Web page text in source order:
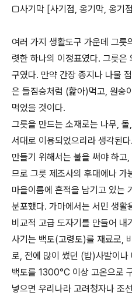
□사기막 [사기점, 옹기막, 옹기
여러 가지 생활도구 가운데 그릇
렷한 하나의 이정표였다. 그릇은
구였다. 만약 간장 종지나 나물
은 들짐승처럼 (핥아)먹고, 원숭
먹었을 것이다.
그릇을 만드는 소재로는 나무,
서대로 이용되었으리라 생각된
만들기 위해서는 불을 써야 하고
므로 그릇 제조사의 후대에나 가
마을이름에 흔적을 남기고 있
분포했다. 가마에서는 서민 생
비교적 고급 도자기를 만들어 내
사기는 백토(고령토)를 재료로,
로, 전에 많이 썼던 (밥)사발이나
백토를 1300°C 이상 고온으로
넣으면 우리나라 고려청자나 조